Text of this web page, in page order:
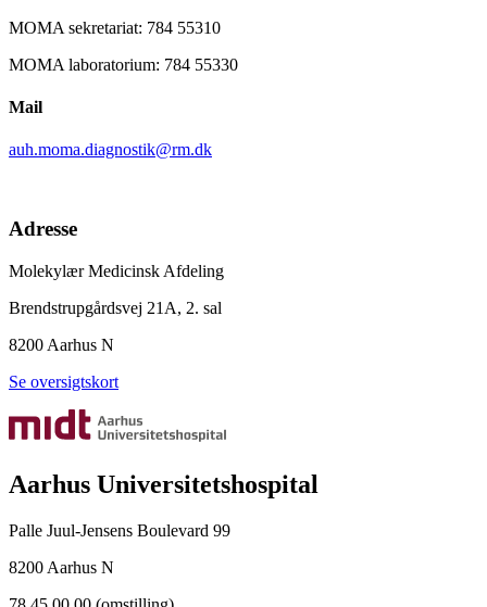
MOMA sekretariat: 784 55310
MOMA laboratorium: 784 55330
Mail
auh.moma.diagnostik@rm.dk
Adresse
Molekylær Medicinsk Afdeling
Brendstrupgårdsvej 21A, 2. sal
8200 Aarhus N
Se oversigtskort
Aarhus Universitetshospital
Palle Juul-Jensens Boulevard 99
8200 Aarhus N